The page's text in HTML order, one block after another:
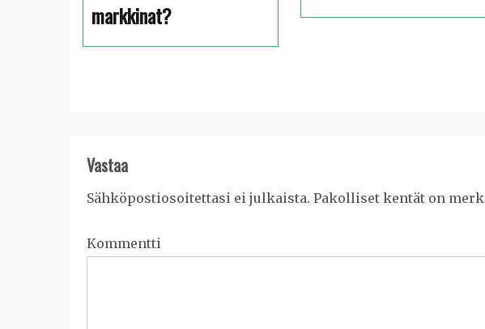
markkinat?
Vastaa
Sähköpostiosoitettasi ei julkaista. Pakolliset kentät on
Kommentti